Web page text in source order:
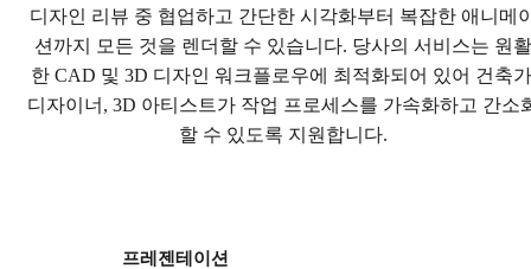
크레딧 구매
디자인 리뷰 중 협업하고 간단한 시각화부터 복잡한 애니메
션까지 모든 것을 렌더할 수 있습니다. 당사의 서비스는 원활
한 CAD 및 3D 디자인 워크플로우에 최적화되어 있어 건축
디자이너, 3D 아티스트가 작업 프로세스를 가속화하고 간소
할 수 있도록 지원합니다.
프레젠테이션